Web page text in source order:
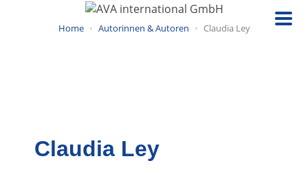
Home Autorinnen & Autoren Claudia Ley
Claudia Ley